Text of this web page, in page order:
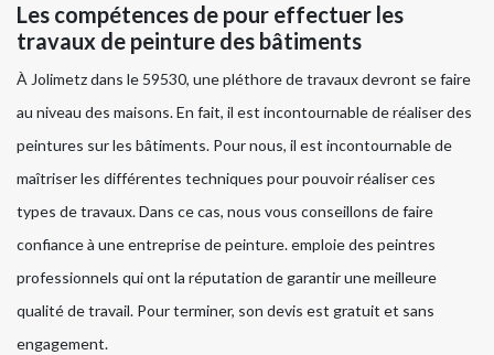
Les compétences de pour effectuer les
travaux de peinture des bâtiments
À Jolimetz dans le 59530, une pléthore de travaux devront se faire
au niveau des maisons. En fait, il est incontournable de réaliser des
peintures sur les bâtiments. Pour nous, il est incontournable de
maîtriser les différentes techniques pour pouvoir réaliser ces
types de travaux. Dans ce cas, nous vous conseillons de faire
confiance à une entreprise de peinture. emploie des peintres
professionnels qui ont la réputation de garantir une meilleure
qualité de travail. Pour terminer, son devis est gratuit et sans
engagement.